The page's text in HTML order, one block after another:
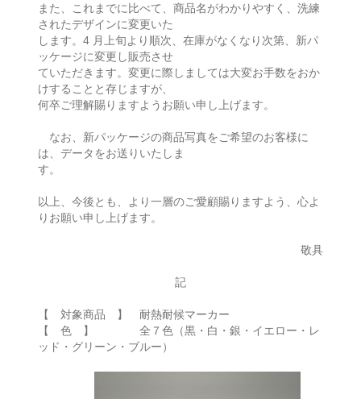
また、これまでに比べて、商品名がわかりやすく、洗練
されたデザインに変更いた
します。4 月上旬より順次、在庫がなくなり次第、新パ
ッケージに変更し販売させ
ていただきます。変更に際しましては大変お手数をおか
けすることと存じますが、
何卒ご理解賜りますようお願い申し上げます。
なお、新パッケージの商品写真をご希望のお客様に
は、データをお送りいたしま
す。
以上、今後とも、より一層のご愛顧賜りますよう、心よ
りお願い申し上げます。
敬具
記
【 対象商品 】 耐熱耐候マーカー
【 色 】 全７色（黒・白・銀・イエロー・レ
ッド・グリーン・ブルー）